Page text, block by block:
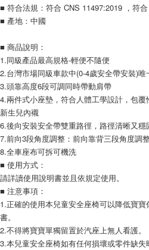
■ 符合法規：符合 CNS 11497:2019 ，符
■ 產地：中國
■ 商品說明：
1.同級產品最高規格-輕便不隨便
2.台灣市場同級車款中(0-4歲安全帶安裝)
3.頭靠高度6段可調同時帶動肩帶
4.兩件式小座墊，符合人體工學設計，包
新生兒內襯
6.後向安裝安全帶雙重路徑，路徑清晰又
7.前向3段角度調整：前向靠背三段角度調
8.全車座布可拆可機洗
■ 使用方式：
請詳讀使用說明書並且依規定使用。
■ 注意事項：
1.正確的使用本兒童安全座椅可以降低寶
書。
2.不得將寶寶單獨留置於汽座上無人看護。
3.本兒童安全座椅如有任何損壞或零件缺失